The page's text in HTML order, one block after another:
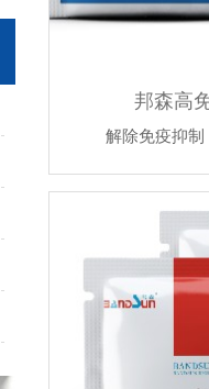
邦森高
解除免疫抑